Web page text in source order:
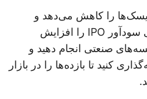
را کاهش می‌دهد و
پتانسیل سرمایه‌گذاری‌های سودآور IPO را افزایش
صنعتی انجام دهید و
کنید تا بازده‌ها را در بازار